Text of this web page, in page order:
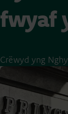
fwyaf
Crëwyd yng